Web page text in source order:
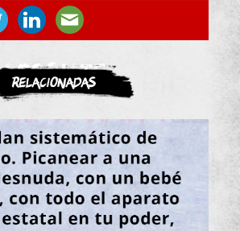
ASOCIATE
Relacionadas